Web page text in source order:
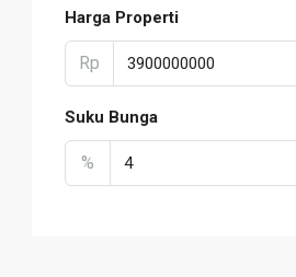
Harga Properti
Rp
Suku Bunga
%